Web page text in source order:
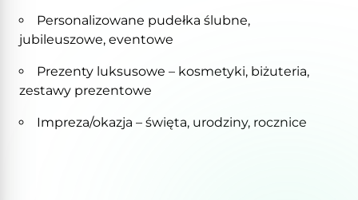
Personalizowane pudełka ślubne,
jubileuszowe, eventowe
Prezenty luksusowe – kosmetyki, biżuteria,
zestawy prezentowe
Impreza/okazja – święta, urodziny, rocznice